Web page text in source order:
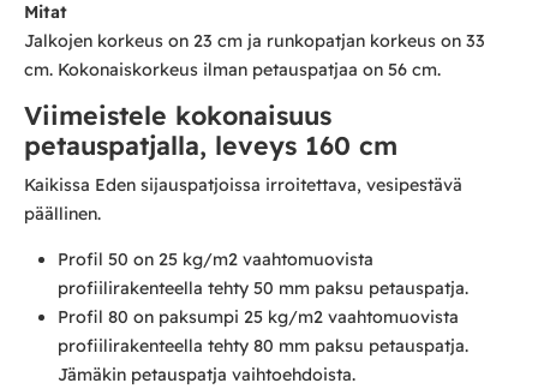
Mitat
Jalkojen korkeus on 23 cm ja runkopatjan korkeus on 33
cm. Kokonaiskorkeus ilman petauspatjaa on 56 cm.
Viimeistele kokonaisuus
petauspatjalla, leveys 160 cm
Kaikissa Eden sijauspatjoissa irroitettava, vesipestävä
päällinen.
Profil 50 on 25 kg/m2 vaahtomuovista
profiilirakenteella tehty 50 mm paksu petauspatja.
Profil 80 on paksumpi 25 kg/m2 vaahtomuovista
profiilirakenteella tehty 80 mm paksu petauspatja.
Jämäkin petauspatja vaihtoehdoista.